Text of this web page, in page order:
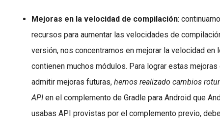
Mejoras en la velocidad de compilación:
recursos para aumentar las velocidades de
versión, nos concentramos en mejorar la velocidad en
contienen muchos módulos. Para lograr estas
admitir mejoras futuras, hemos realizado cambios
API en el complemento de Gradle para Android que
usabas API provistas por el complemento previo,